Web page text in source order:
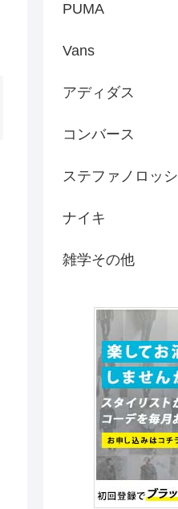
PUMA
Vans
アディダス
コンバース
ステファノロッシ
ナイキ
雑学その他